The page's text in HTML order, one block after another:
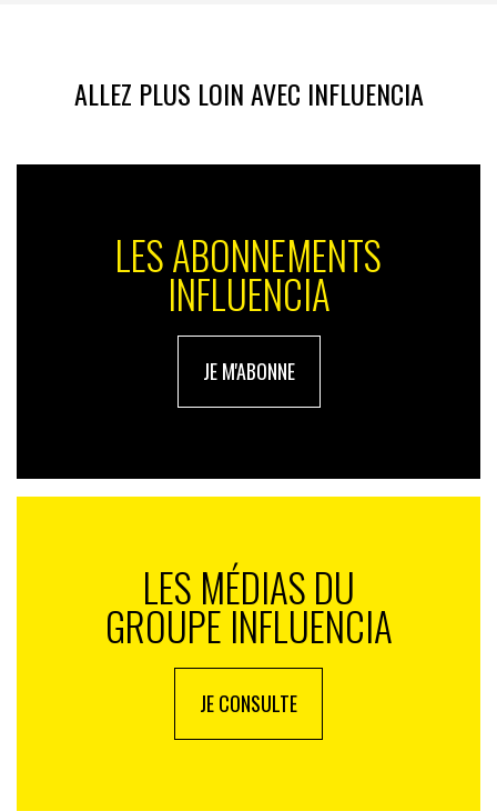
ALLEZ PLUS LOIN AVEC INFLUENCIA
LES ABONNEMENTS
INFLUENCIA
JE M'ABONNE
LES MÉDIAS DU
GROUPE INFLUENCIA
JE CONSULTE